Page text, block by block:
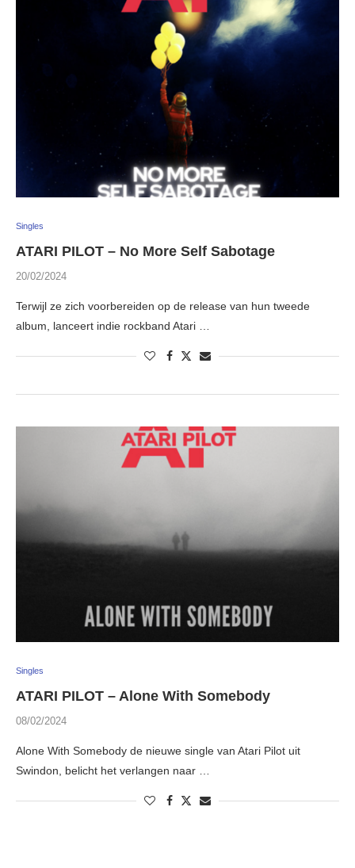
Singles
ATARI PILOT – No More Self Sabotage
20/02/2024
Terwijl ze zich voorbereiden op de release van hun tweede
album, lanceert indie rockband Atari …
Singles
ATARI PILOT – Alone With Somebody
08/02/2024
Alone With Somebody de nieuwe single van Atari Pilot uit
Swindon, belicht het verlangen naar …